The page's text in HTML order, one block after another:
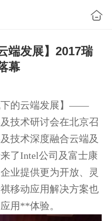
端发展】2017瑞
幕
下的云端发展】——
技术研讨会在北京召
技术深度融合云端及
了Intel公司及富士康
业提供更为开放、灵
移动应用解决方案也
用**体验。